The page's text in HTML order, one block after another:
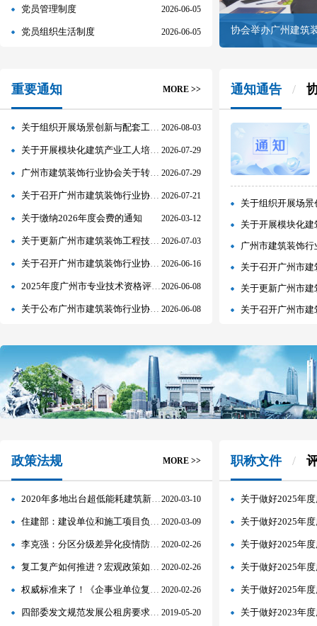
2026-06-05
党员管理制度
2026-06-05
党员组织生活制度 协会举办广州建筑
MORE >>
重要通知
2026-08-03
关于组织开展场景创新与配套工艺观摩赋能交流活动的通知
2026-07-29
关于开展模块化建筑产业工人培育需求问卷调查的通知
2026-07-29
广州市建筑装饰行业协会关于转发《共执“门前三包”新画笔 共绘美丽羊城新画卷——致全市各行业协会商会的倡议书》的通知
2026-07-21
关于召开广州市建筑装饰行业协会第十届理事会第九次会议的通知
2026-03-12
关于缴纳2026年度会费的通知
2026-07-03
关于更新广州市建筑装饰工程技术资格评审委员会专家库的通知
2026-06-16
关于召开广州市建筑装饰行业协会 第十届理事会第八次会议的通知
2026-06-08
2025年度广州市专业技术资格评审结果公示
2026-06-08
关于公布广州市建筑装饰行业协会副秘书长 （兼职）聘任名单的通知
通知通告
关于组织开展场
关于开展模块化
广州市建筑装饰行业协会关
关于召开广州市
关于更新广州市
关于召开广州市
MORE >>
政策法规
2020-03-10
2020年多地出台超低能耗建筑新政策 领跑促行业转型发展
2020-03-09
住建部：建设单位和施工项目负责人不能到岗的，不得开复工!
2020-02-26
李克强：分区分级差异化疫情防控 细化企业防控措施
2020-02-26
复工复产如何推进？宏观政策如何调节？——权威部门回应疫情防控和经济社会发展热点问题
2020-02-26
权威标准来了！《企事业单位复工复产疫情防控措施指南》印发
2019-05-20
四部委发文规范发展公租房要求分类合理确定准入门槛
职称文件
关于做好2025年度广州市建筑
关于做好2025年度广州市建
关于做好2025年度广州市建筑
关于做好2025年度广州市建筑
关于做好2025年度广州市建筑
关于做好2023年度广